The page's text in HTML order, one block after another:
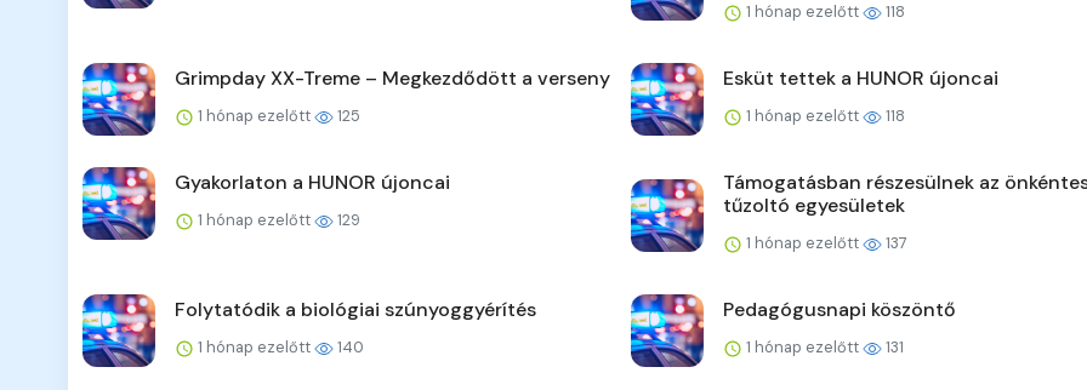
1 hónap ezelőtt 118
Grimpday XX-Treme – Megkezdődött a verseny
1 hónap ezelőtt 125
Esküt tettek a HUNOR újoncai
1 hónap ezelőtt 118
Gyakorlaton a HUNOR újoncai
1 hónap ezelőtt 129
Támogatásban részesülnek az
tűzoltó egyesületek
1 hónap ezelőtt 137
Folytatódik a biológiai szúnyoggyérítés
1 hónap ezelőtt 140
Pedagógusnapi köszöntő
1 hónap ezelőtt 131